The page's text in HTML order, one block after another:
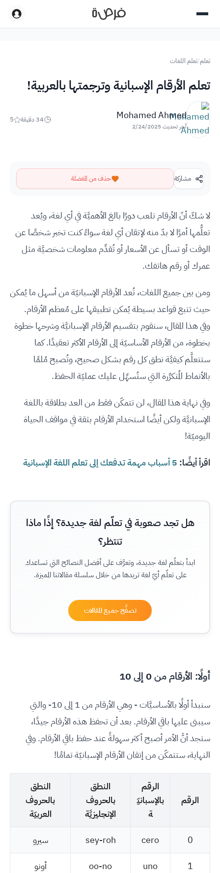
تعلم/تعلم اللغات
تعلم الأرقام الإسبانية وترجمتها بالعربية!
Mohamed Ahmed
آخر تحديث 2/24/2025
34 دقيقة 5
مشاركة حذف من المفضلة
لا شكّ أنّ الأرقام تلعب دورًا بالغ الأهميَّة في أي لغة، ويُعد
تعلُّمها أمرًا لا بدّ منه لإتقان أي لغة سواءً كنت تخبر شخصًا عن
الوقت أو تسأل عن الأسعار أو تُقدِّم معلومات شخصيَّة مثل
عمرك أو رقم هاتفك.
ومن بين جميع اللغات، تُعد الأرقام الإسبانيّة من أسهل ما يُمكن
حيث تتبع قواعد بسيطة يُمكن تطبيقها على مُعظم الأرقام.
وفي هذا المقال، سنقوم بتقسيم الأرقام الإسبانيَّة وشرحها خطوة
بخطوة، من الأرقام الأساسيّة إلى الأرقام الأكثر تعقيدًا. كما
ستتعلَّم كيفيَّة نطق كل رقم بشكل صحيح، وتُصبح مُلمًا
بالأنماط المُتكرِّرة التي ستُسهِّل عليك عمليّة الحفظ.
وفي نهاية هذا المقال، لن تتمكّن فقط من العد بطلاقة باللغة
الإسبانيَّة ولكن أيضًا استخدام الأرقام بثقة في مواقف الحياة
اليوميّة!
اقرأ أيضًا: 5 أسباب مهمة تدفعك إلى تعلم اللغة الإسبانية
هل تجد صعوبة في تعلّم لغة جديدة؟ إذًا ماذا
تنتظر؟
ابدأ بتعلّم لغة جديدة، وتعرَّف على أفضل النصائح التي تساعدك
على تعلّم أيّ لغة تريدها من خلال سلسلة مقالاتنا المميزة.
تصفَّح جميع المقالات
أولًا: الأرقام من 0 إلى 10
سنبدأ أولًا بالأساسيَّات - وهي الأرقام من 1 إلى 10- والتي
سيبنى عليها باقي الأرقام. بعد أن تحفظ هذه الأرقام جيدًا،
ستجد أنَّ الأمر أصبح أكثر سهولةً عند حفظ باقي الأرقام. وفي
النهاية، ستتمكّن من إتقان الأرقام الإسبانيّة تمامًا!
الرقم
الرقم
بالإسبانيّ
ة
النطق
بالحروف
الإنجليزيَّة
النطق
بالحروف
العربيّة
0
cero
sey-roh
سيرو
1
uno
oo-no
أونو